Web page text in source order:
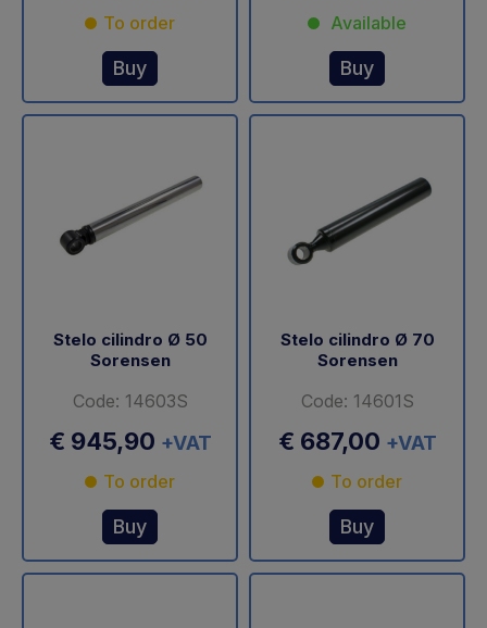
To order
Buy
Available
Buy
Stelo cilindro Ø 50
Sorensen
Code: 14603S
€ 945,90 +VAT
To order
Buy
Stelo cilindro Ø 70
Sorensen
Code: 14601S
€ 687,00 +VAT
To order
Buy